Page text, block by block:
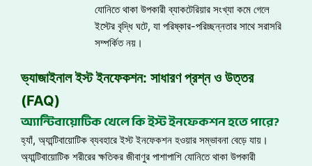
যোনিতে থাকা উপকারী ব্যাকটেরিয়ার সংখ্যা কমে গেলে
ইস্টের বৃদ্ধি ঘটে, যা পরিষ্কার-পরিচ্ছন্নতার সাথে সরাসরি
সম্পর্কিত নয়।
ভ্যাজাইনাল ইস্ট ইনফেকশন: সাধারণ প্রশ্ন ও উত্তর
(FAQ)
অ্যান্টিবায়োটিক খেলে কি ইস্ট ইনফেকশন হতে পারে?
হ্যাঁ, অ্যান্টিবায়োটিক ব্যবহারে ইস্ট ইনফেকশন হওয়ার সম্ভাবনা বেড়ে যায়।
অ্যান্টিবায়োটিক শরীরের ক্ষতিকর জীবাণুর পাশাপাশি যোনিতে থাকা উপকারী